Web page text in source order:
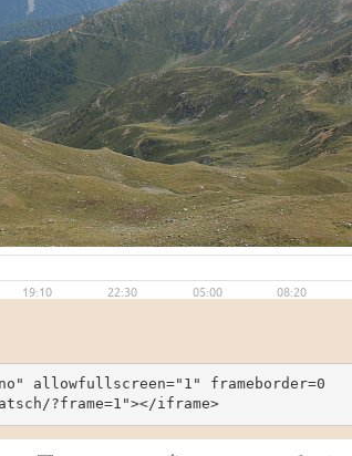
allowfullscreen="1" frameborder=0
src="https://www.foto-webcam.eu/webcam/chavalatsch/?frame=1"></iframe>